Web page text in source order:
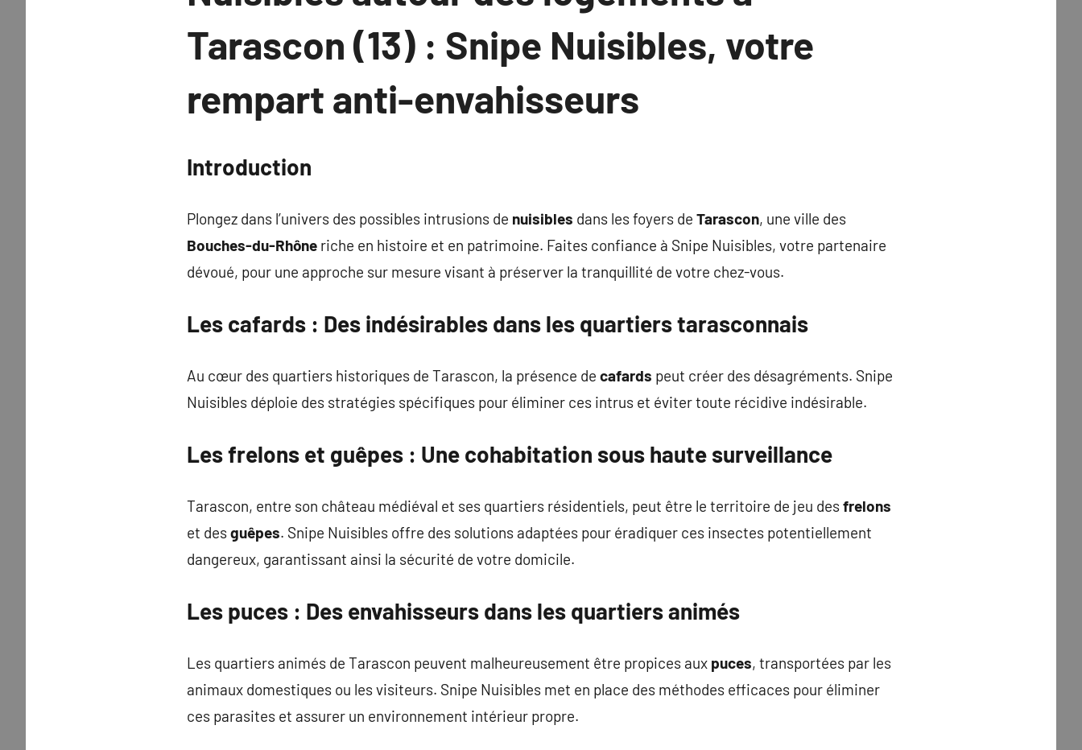
Tarascon (13) : Snipe Nuisibles, votre
rempart anti-envahisseurs
Introduction
Plongez dans l’univers des possibles intrusions de nuisibles dans les foyers de Tarascon, une ville des
Bouches-du-Rhône riche en histoire et en patrimoine. Faites confiance à Snipe Nuisibles, votre partenaire
dévoué, pour une approche sur mesure visant à préserver la tranquillité de votre chez-vous.
Les cafards : Des indésirables dans les quartiers tarasconnais
Au cœur des quartiers historiques de Tarascon, la présence de cafards peut créer des désagréments. Snipe
Nuisibles déploie des stratégies spécifiques pour éliminer ces intrus et éviter toute récidive indésirable.
Lesfrelons et guêpes : Une cohabitation sous haute surveillance
Tarascon, entre son château médiéval et ses quartiers résidentiels, peut être le territoire de jeu desfrelons
et desguêpes. Snipe Nuisibles offre des solutions adaptées pour éradiquer ces insectes potentiellement
dangereux, garantissant ainsi la sécurité de votre domicile.
Les puces : Des envahisseurs dans les quartiers animés
Les quartiers animés de Tarascon peuvent malheureusement être propices aux puces, transportées par les
animaux domestiques ou les visiteurs. Snipe Nuisibles met en place des méthodes efficaces pour éliminer
ces parasites et assurer un environnement intérieur propre.